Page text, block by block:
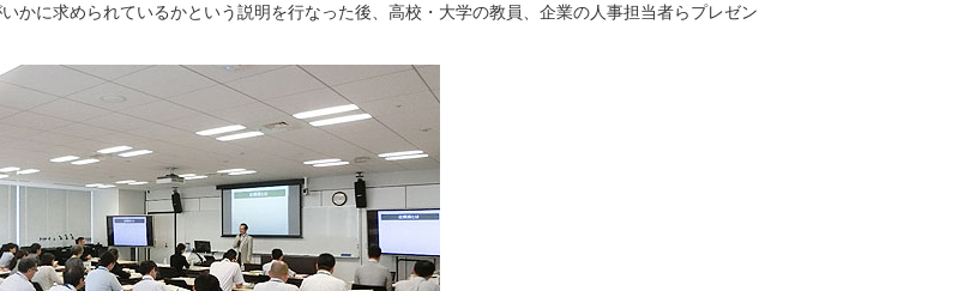
かに求められているかという説明を行なった後、高校・大学の教員、企業の人事担当者らプレゼン